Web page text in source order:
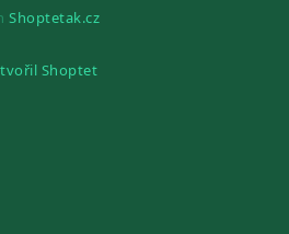
Shoptetak.cz
Shoptet